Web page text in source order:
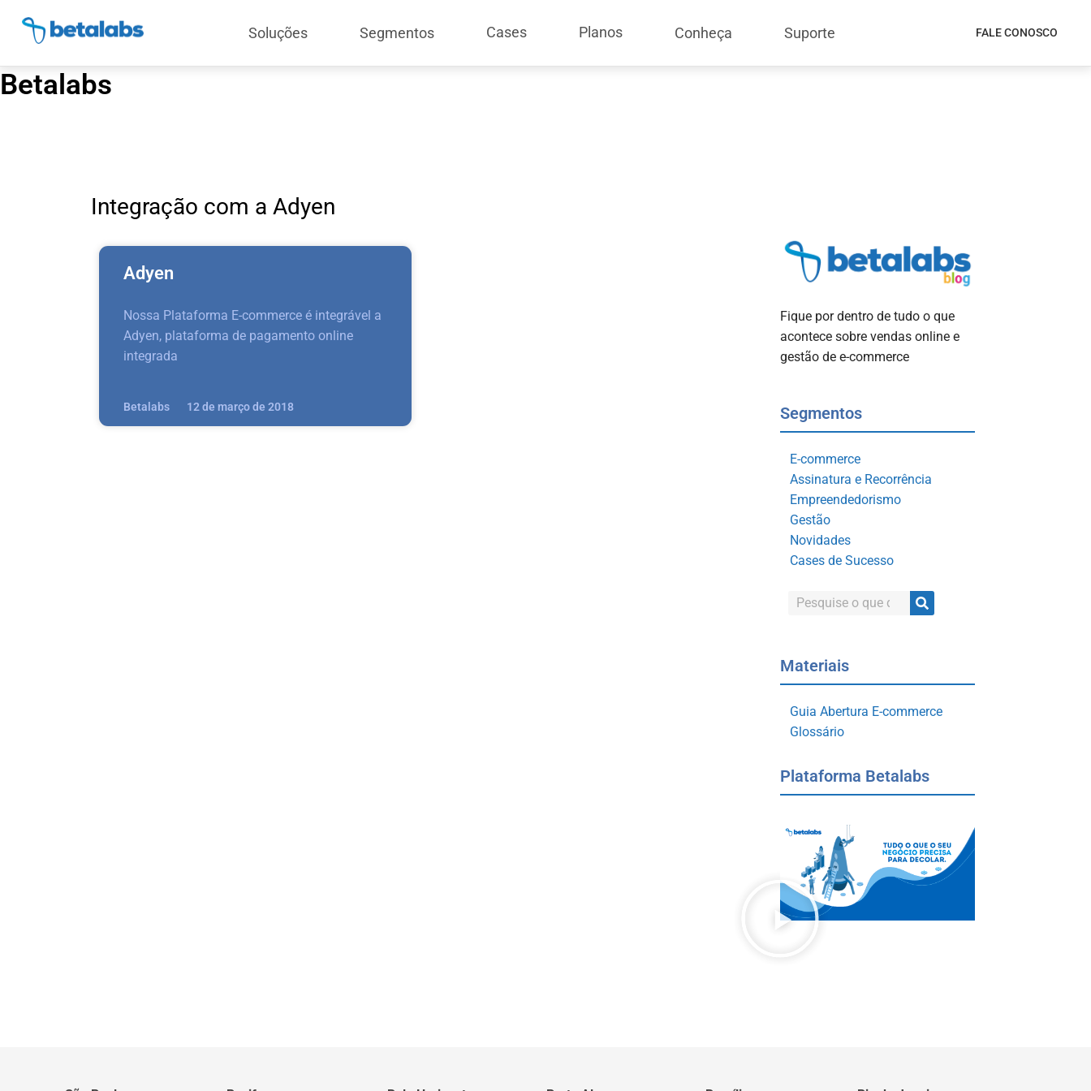
Soluções Segmentos Cases Planos Conheça Suporte FALE CONOSCO
Betalabs
Integração com a Adyen
Adyen
Nossa Plataforma E-commerce é integrável a
Adyen, plataforma de pagamento online
integrada
Betalabs 12 de março de 2018
Fique por dentro de tudo o que
acontece sobre vendas online e
gestão de e-commerce
Segmentos
E-commerce
Assinatura e Recorrência
Empreendedorismo
Gestão
Novidades
Cases de Sucesso
Materiais
Guia Abertura E-commerce
Glossário
Plataforma Betalabs